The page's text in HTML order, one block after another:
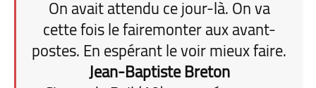
On avait attendu ce jour-là. On va
cette fois le fairemonter aux avant-
postes. En espérant le voir mieux faire.
Jean-Baptiste Breton